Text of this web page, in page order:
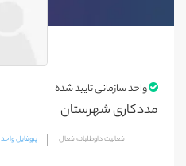
واحد سازمانی تایید شده
مددکاری شهرستان
فعالیت داوطلبانه فعال پروفایل واحد